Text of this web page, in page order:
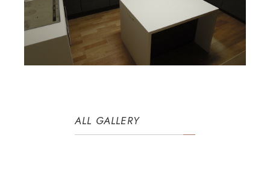
ALL GALLERY